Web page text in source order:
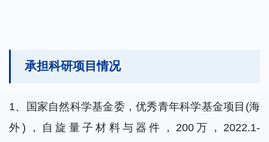
承担科研项目情况
1、国家自然科学基金委，优秀青年科学基金项目(海
外)，自旋量子材料与器件，200万，2022.1-